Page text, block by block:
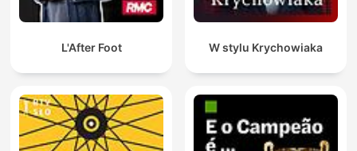
L'After Foot W stylu Krychowiaka